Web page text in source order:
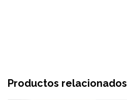
Productos relacionados